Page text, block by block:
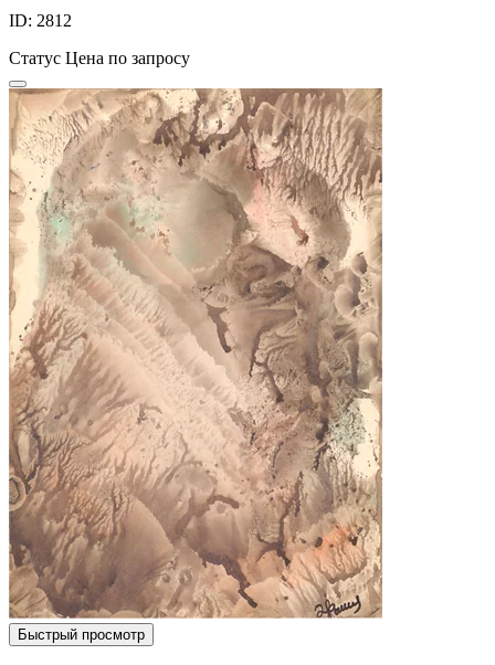
ID: 2812
Статус Цена по запросу
Быстрый просмотр